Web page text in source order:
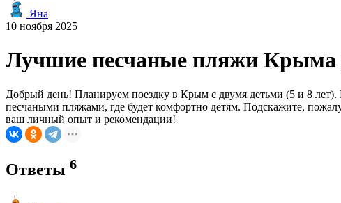
Яна
10 ноября 2025
Лучшие песчаные пляжи Крыма
Добрый день! Планируем поездку в Крым с двумя детьми (5 и 8
песчаными пляжами, где будет комфортно детям. Подскажите,
ваш личный опыт и рекомендации!
Ответы 6